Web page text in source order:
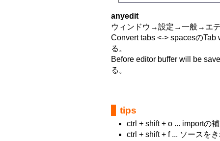
anyedit
ウィンドウ→設定→一般→エ
Convert tabs <-> spacesの
る。
Before editor buffer will be
る。
tips
ctrl + shift + o ... importの
ctrl + shift + f ... ソースを